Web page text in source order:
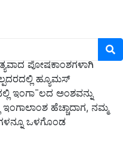
ಜೀವಿಗಳು ಕ್ರಮೇಣ
ಪೋಷಕಾಂಶಗಳಾಗಿ
ಹ್ಯೂಮಸ್
ಇಂಗಾ¯ಲದ ಅಂಶವನ್ನು
ಇಂಗಾಲಾಂಶ ಹೆಚ್ಚಾದಾಗ, ನಮ್ಮ
ಒಳಗೊಂಡ